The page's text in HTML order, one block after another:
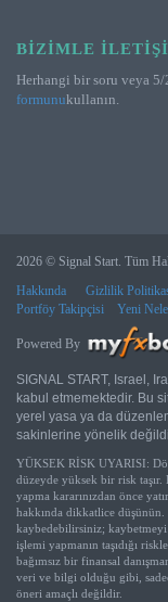
BIZIMLE
Herhangi bir soru veya
formunukullanın.
2026 © Signal Start. Tüm
Hakkında
Gizlilik
Portföy Takipçisi
Yeni
Powered By
SIGNAL START, Israel,
kabul etmemektedir. Bu
yerel yasa ya da
sakinlerine yönelik
YÜKSEK RİSK UYARISI:
düzeyde yüksek bir risk
yapma kararınızdan önce
hakkında dikkatlice düşünün.
kaybedebilirsiniz; kaybetmeyi
işlemi yapmanın taşıdığı
bağımsız bir finansal
veri ve bilgi olduğu gibi,
öneri amaçlı değildir.